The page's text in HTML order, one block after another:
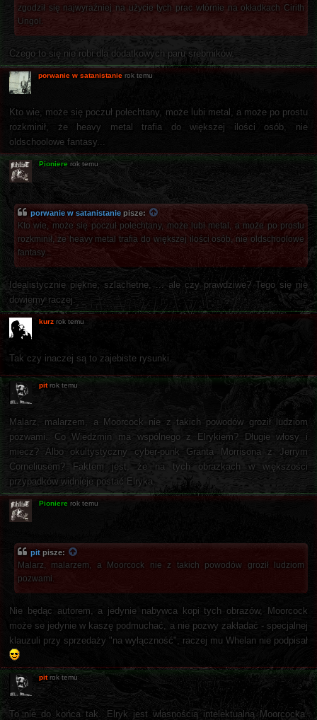
zgodził się najwyraźniej na użycie tych prac wtórnie na okładkach Cirith
Ungol.
Czego to się nie robi dla dodatkowych paru srebrników.
porwanie w satanistanie rok temu
Kto wie, może się poczuł połechtany, może lubi metal, a może po prostu
rozkminił, że heavy metal trafia do większej ilości osób, nie
oldschoolowe fantasy...
Pioniere rok temu
porwanie w satanistanie pisze:
Kto wie, może się poczuł połechtany, może lubi metal, a może po prostu
rozkminił, że heavy metal trafia do większej ilości osób, nie oldschoolowe
fantasy...
Idealistycznie piękne, szlachetne, ... ale czy prawdziwe? Tego się nie
dowiemy raczej.
kurz rok temu
Tak czy inaczej są to zajebiste rysunki.
pit rok temu
Malarz, malarzem, a Moorcock nie z takich powodów groził ludziom
pozwami. Co Wiedżmin ma wspólnego z Elrykiem? Długie włosy i
miecz? Albo okultystyczny cyber-punk Granta Morrisona z Jerrym
Corneliusem? Faktem jest, że na tych obrazkach w większości
przypadków widnieje postać Elryka.
Pioniere rok temu
pit pisze:
Malarz, malarzem, a Moorcock nie z takich powodów groził ludziom
pozwami.
Nie będąc autorem, a jedynie nabywca kopi tych obrazów, Moorcock
może se jedynie w kaszę podmuchać, a nie pozwy zakładać - specjalnej
klauzuli przy sprzedaży "na wyłączność", raczej mu Whelan nie podpisał
pit rok temu
To nie do końca tak. Elryk jest własnością intelektualną Moorcocka.